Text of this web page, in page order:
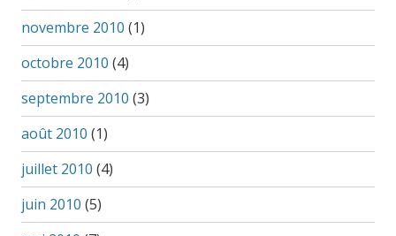
novembre 2010 (1)
octobre 2010 (4)
septembre 2010 (3)
août 2010 (1)
juillet 2010 (4)
juin 2010 (5)